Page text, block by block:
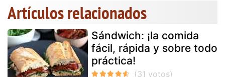
Artículos relacionados
Sándwich: ¡la comida
fácil, rápida y sobre todo
práctica!